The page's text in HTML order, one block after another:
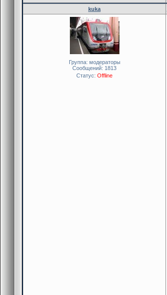
kuka
Группа: модераторы
Сообщений: 1813
Статус: Offline